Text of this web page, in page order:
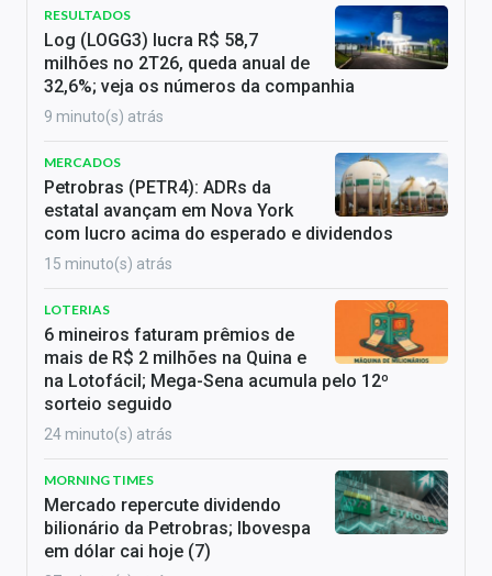
RESULTADOS
Log (LOGG3) lucra R$ 58,7
milhões no 2T26, queda anual de
32,6%; veja os números da companhia
9 minuto(s) atrás
MERCADOS
Petrobras (PETR4): ADRs da
estatal avançam em Nova York
com lucro acima do esperado e dividendos
15 minuto(s) atrás
LOTERIAS
6 mineiros faturam prêmios de
mais de R$ 2 milhões na Quina e
na Lotofácil; Mega-Sena acumula pelo 12º
sorteio seguido
24 minuto(s) atrás
MORNING TIMES
Mercado repercute dividendo
bilionário da Petrobras; Ibovespa
em dólar cai hoje (7)